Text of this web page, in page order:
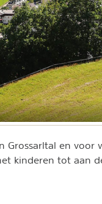
en voor
kinderen tot aan